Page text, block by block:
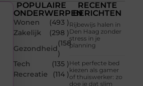
POPULAIRE
ONDERWERPEN
Wonen
(493 )
Zakelijk
(298 )
Gezondheid
(158
)
Tech
(135 )
Recreatie
(114 )
RECENTE
BERICHTEN
Rijbewijs halen in
Den Haag zonder
stress in je
planning
Het perfecte bed
kiezen als gamer
of thuiswerker: zo
doe je dat slim